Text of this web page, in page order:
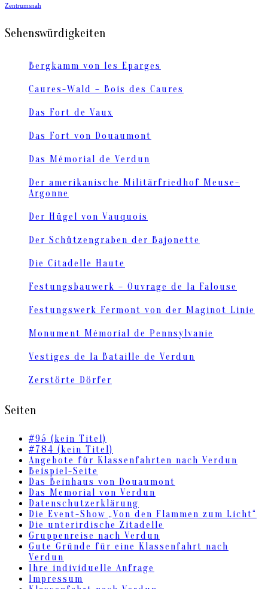
Zentrumsnah
Sehenswürdigkeiten
Bergkamm von les Eparges
Caures-Wald – Bois des Caures
Das Fort de Vaux
Das Fort von Douaumont
Das Mémorial de Verdun
Der amerikanische Militärfriedhof Meuse-
Argonne
Der Hügel von Vauquois
Der Schützengraben der Bajonette
Die Citadelle Haute
Festungsbauwerk – Ouvrage de la Falouse
Festungswerk Fermont von der Maginot Linie
Monument Mémorial de Pennsylvanie
Vestiges de la Bataille de Verdun
Zerstörte Dörfer
Seiten
#95 (kein Titel)
#784 (kein Titel)
Angebote für Klassenfahrten nach Verdun
Beispiel-Seite
Das Beinhaus von Douaumont
Das Memorial von Verdun
Datenschutzerklärung
Die Event-Show „Von den Flammen zum Licht“
Die unterirdische Zitadelle
Gruppenreise nach Verdun
Gute Gründe für eine Klassenfahrt nach
Verdun
Ihre individuelle Anfrage
Impressum